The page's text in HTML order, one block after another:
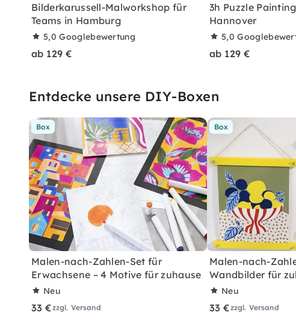
Bilderkarussell-Malworkshop für
Teams in Hamburg
5,0Googlebewertung
ab 129 €
3h Puzzle
Hannover
5,0
ab 129 €
Entdecke unsere DIY-Boxen
Box
Malen-nach-Zahlen-Set für
Erwachsene – 4 Motive für zuhause
Neu
33 €zzgl. Versand
Box
Malen-nach-
Wandbilder für
Neu
33 €zzgl. Versand